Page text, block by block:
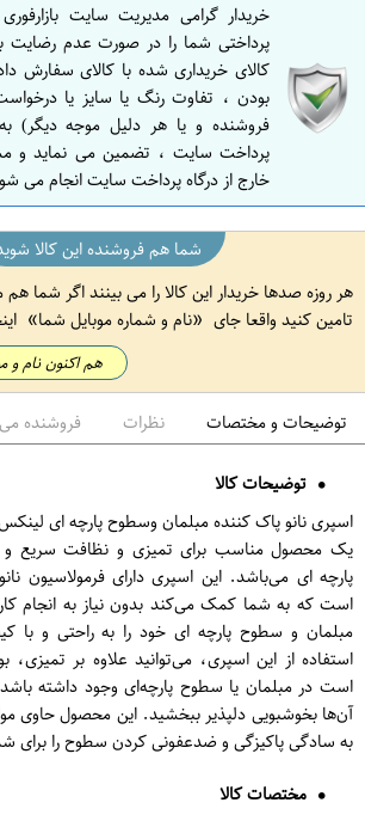
ا
ص
ف
ه
ا
ن
خریدار گرامی مدیریت سایت
پرداختی شما را در صورت عدم
کالای خریداری شده با کالای سفارش
بودن ، تفاوت رنگ یا سایز یا
فروشنده و یا هر دلیل موجه دیگر)
پرداخت سایت ، تضمین می نماید و
خارج از درگاه پرداخت سایت انجام می
شما هم فروشنده این کالا
هر روزه صدها خریدار این کالا را می بینند اگر شما هم
تامین کنید واقعا جای
نام و شماره موبایل شما
هم اکنون نام و
توضیحات و مختصات نظرات فروشنده
توضیحات کالا
یک محصول مناسب برای تمیزی و نظافت سریع
پارچه ای می‌باشد. این اسپری دارای فرمولاسیون
است که به شما کمک می‌کند بدون نیاز به انجام
مبلمان و سطوح پارچه ای خود را به راحتی و با
استفاده از این اسپری، می‌توانید علاوه بر
است در مبلمان یا سطوح پارچه‌ای وجود داشته باشد
آن‌ها بخوشبویی دلپذیر ببخشید. این محصول حاوی
به سادگی پاکیزگی و ضدعفونی کردن سطوح را برای
مختصات کالا